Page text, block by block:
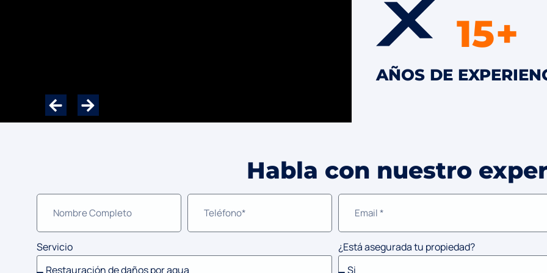
15+
AÑOS DE
700
PROYECTOS
51+
EMPLEADOS
950
PROYECTOS
Habla con nuestro
Servicio ¿Está asegurada tu propiedad?